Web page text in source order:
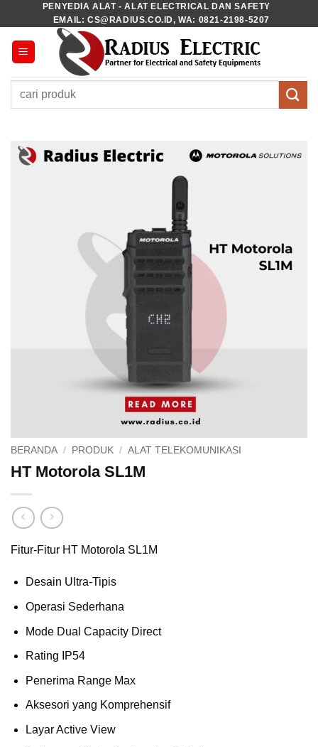
to
content
PENYEDIA ALAT - ALAT ELECTRICAL DAN SAFETY
EMAIL: CS@RADIUS.CO.ID, WA: 0821-2198-5207
Pencarian
BERANDA / PRODUK / ALAT TELEKOMUNIKASI
HT Motorola SL1M
Fitur-Fitur HT Motorola SL1M
Desain Ultra-Tipis
Operasi Sederhana
Mode Dual Capacity Direct
Rating IP54
Penerima Range Max
Aksesori yang Komprehensif
Layar Active View